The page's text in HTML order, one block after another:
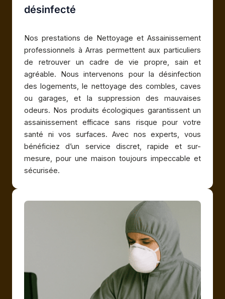
désinfecté
Nos prestations de Nettoyage et Assainissement
professionnels à Arras permettent aux particuliers
de retrouver un cadre de vie propre, sain et
agréable. Nous intervenons pour la désinfection
des logements, le nettoyage des combles, caves
ou garages, et la suppression des mauvaises
odeurs. Nos produits écologiques garantissent un
assainissement efficace sans risque pour votre
santé ni vos surfaces. Avec nos experts, vous
bénéficiez d’un service discret, rapide et sur-
mesure, pour une maison toujours impeccable et
sécurisée.